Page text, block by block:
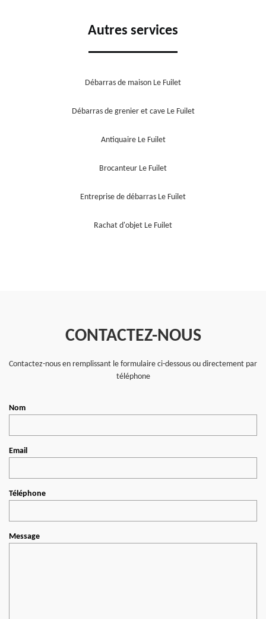
Autres services
Débarras de maison Le Fuilet
Débarras de grenier et cave Le Fuilet
Antiquaire Le Fuilet
Brocanteur Le Fuilet
Entreprise de débarras Le Fuilet
Rachat d'objet Le Fuilet
CONTACTEZ-NOUS
Contactez-nous en remplissant le formulaire ci-dessous ou directement par
téléphone
Nom
Email
Téléphone
Message